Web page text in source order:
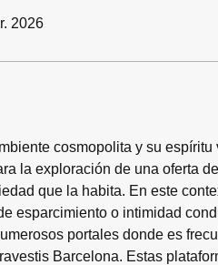
2026
cosmopolita y su
la exploración de una oferta
que la habita. En este
esparcimiento o intimidad
portales donde es
Barcelona. Estas